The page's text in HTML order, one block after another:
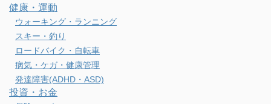
健康・運動
ウォーキング・ランニング
スキー・釣り
ロードバイク・自転車
病気・ケガ・健康管理
発達障害(ADHD・ASD)
投資・お金